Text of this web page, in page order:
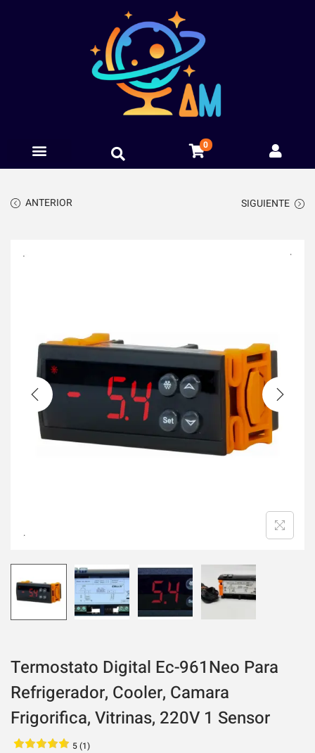
0
ANTERIOR SIGUIENTE
Termostato Digital Ec-961Neo Para
Refrigerador, Cooler, Camara
Frigorifica, Vitrinas, 220V 1 Sensor
5 (1)